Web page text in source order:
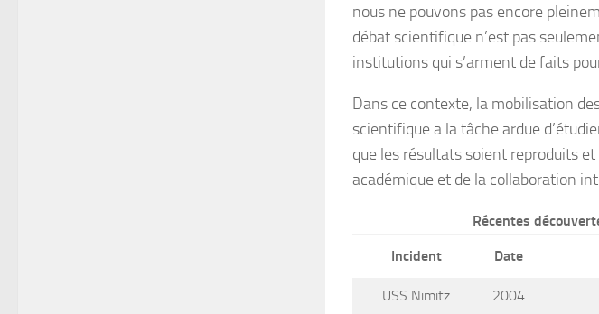
nous ne pouvons pas encore
débat scientifique n’est pas
institutions qui s’arment de faits
Dans ce contexte, la mobilisation
scientifique a la tâche ardue
que les résultats soient reproduits
académique et de la collaboration
Récentes
Incident Date
USS Nimitz 2004